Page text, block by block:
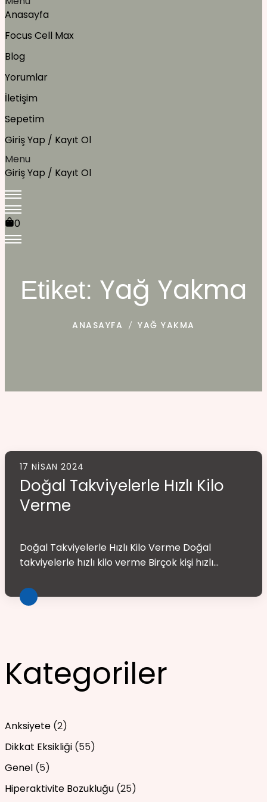
Anasayfa
Focus Cell Max
Blog
Yorumlar
İletişim
Sepetim
Giriş Yap / Kayıt Ol
Menu
Giriş Yap / Kayıt Ol
0
Etiket: Yağ Yakma
ANASAYFA YAĞ YAKMA
17 NISAN 2024
Doğal Takviyelerle Hızlı Kilo
Verme
Doğal Takviyelerle Hızlı Kilo Verme Doğal
takviyelerle hızlı kilo verme Birçok kişi hızlı...
Kategoriler
Anksiyete (2)
Dikkat Eksikliği (55)
Genel (5)
Hiperaktivite Bozukluğu (25)